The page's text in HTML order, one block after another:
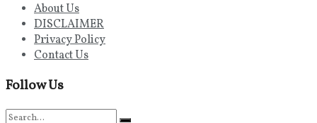
About Us
DISCLAIMER
Privacy Policy
Contact Us
Follow Us